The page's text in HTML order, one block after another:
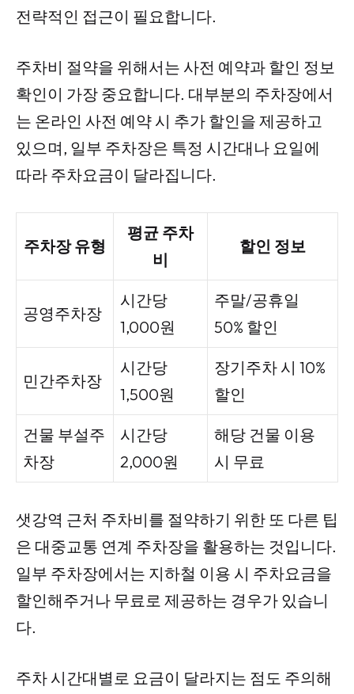
전략적인 접근이 필요합니다.
주차비 절약을 위해서는 사전 예약과 할인 정보
확인이 가장 중요합니다. 대부분의 주차장에서
는 온라인 사전 예약 시 추가 할인을 제공하고
있으며, 일부 주차장은 특정 시간대나 요일에
따라 주차요금이 달라집니다.
주차장 유형
평균 주차
비
할인 정보
공영주차장
시간당
1,000원
주말/공휴일
50% 할인
민간주차장
시간당
1,500원
장기주차 시 10%
할인
건물 부설주
차장
시간당
2,000원
해당 건물 이용
시 무료
샛강역 근처 주차비를 절약하기 위한 또 다른 팁
은 대중교통 연계 주차장을 활용하는 것입니다.
일부 주차장에서는 지하철 이용 시 주차요금을
할인해주거나 무료로 제공하는 경우가 있습니
다.
주차 시간대별로 요금이 달라지는 점도 주의해